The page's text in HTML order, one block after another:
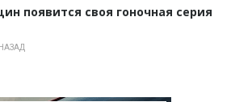
появится своя гоночная серия